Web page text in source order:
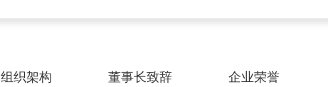
组织架构 董事长致辞 企业荣誉